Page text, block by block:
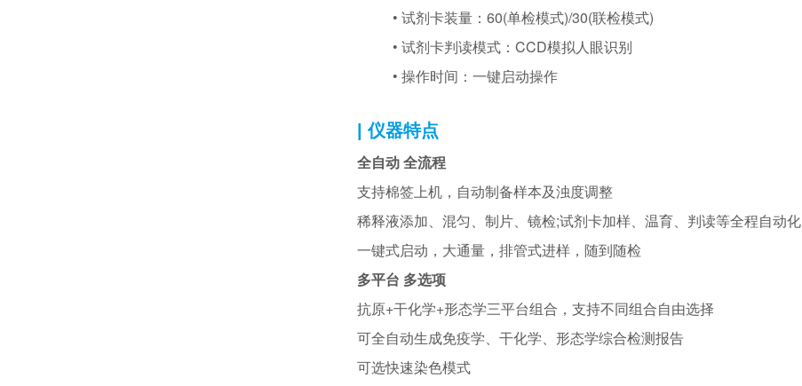
• 试剂卡装量：60(单检模式)/30(联检模式)
• 试剂卡判读模式：CCD模拟人眼识别
• 操作时间： 一键启动操作
| 仪器特点
全自动 全流程
支持棉签上机，自动制备样本及浊度调整
稀释液添加、混匀、制片、镜检;试剂卡加样、温育、判读等全程自动化
一键式启动，大通量，排管式进样，随到随检
多平台 多选项
抗原+干化学+形态学三平台组合，支持不同组合自由选择
可全自动生成免疫学、干化学、形态学综合检测报告
可选快速染色模式